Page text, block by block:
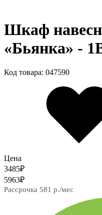
Шкаф
«Бьянка» -
Код товара: 047590
Цена
3485₽
5963₽
Рассрочка 581 р./мес